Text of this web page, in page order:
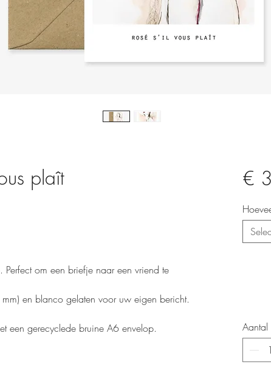
plaît
om een briefje naar een vriend te
en blanco gelaten voor uw eigen bericht.
een gerecyclede bruine A6 envelop.
€
Aantal